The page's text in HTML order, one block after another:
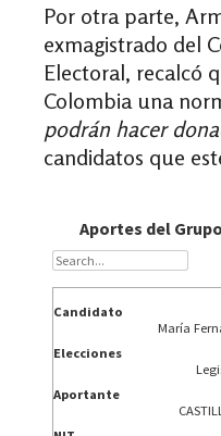
Por otra parte,
exmagistrado del
Electoral, recalcó
Colombia una
podrán hacer
candidatos que